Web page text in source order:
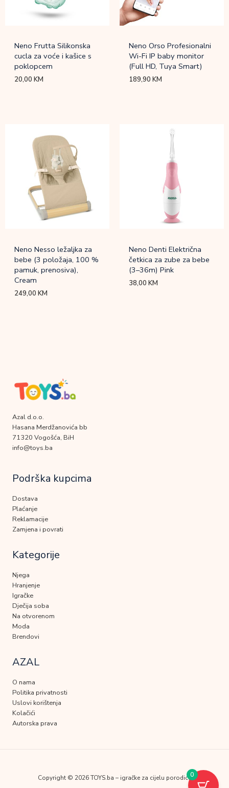
Neno Frutta Silikonska
cucla za voće i kašice s
poklopcem
20,00KM
Neno Orso Profesionalni
Wi-Fi IP baby monitor
(Full HD, Tuya Smart)
189,90KM
Neno Nesso ležaljka za
bebe (3 položaja, 100 %
pamuk, prenosiva),
Cream
249,00KM
Neno Denti Električna
četkica za zube za bebe
(3–36m) Pink
38,00KM
Azal d.o.o.
Hasana Merdžanovića bb
71320 Vogošća, BiH
info@toys.ba
Podrška kupcima
Dostava
Plaćanje
Reklamacije
Zamjena i povrati
Kategorije
Njega
Hranjenje
Igračke
Dječija soba
Na otvorenom
Moda
Brendovi
AZAL
O nama
Politika privatnosti
Uslovi korištenja
Kolačići
Autorska prava
Copyright © 2026 TOYS.ba – igračke za cijelu porodicu0